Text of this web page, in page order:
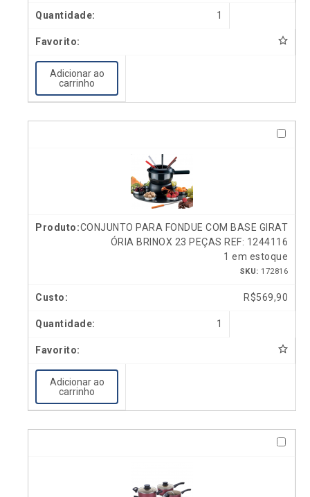
1
Adicionar ao
carrinho
CONJUNTO PARA FONDUE COM BASE GIRAT
ÓRIA BRINOX 23 PEÇAS REF: 1244116
1 em estoque
SKU: 172816
R$569,90
1
Adicionar ao
carrinho